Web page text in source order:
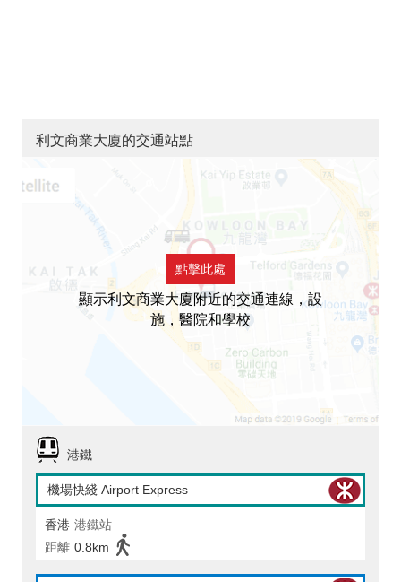
利文商業大廈的交通站點
點擊此處
顯示利文商業大廈附近的交通連線，設
施，醫院和學校
港鐵
機場快綫 Airport Express
香港 港鐵站
距離 0.8km